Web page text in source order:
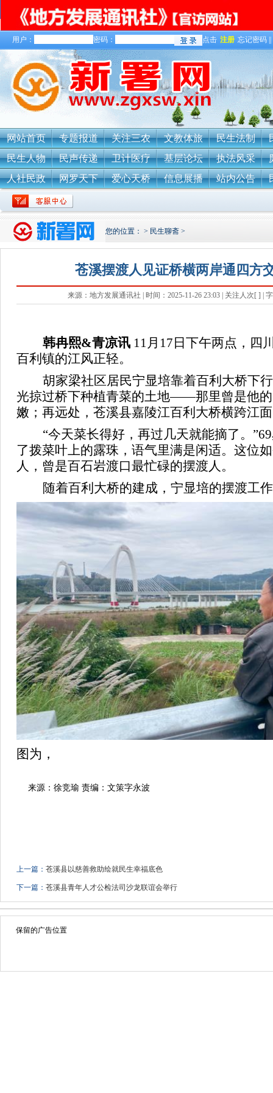
用户： 密码： 点击 注册 忘记密码 ||
网站首页 专题报道 关注三农 文教体旅 民生法制
民生人物
民声传递 卫计医疗 基层论坛 执法风采
人社民政
网罗天下 爱心天桥 信息展播 站内公告
您的位置： > 民生聊斋 >
苍溪摆渡人见证桥横两岸通四方
来源：地方发展通讯社 | 时间：2025-11-26 23:03 | 关注人次[ ] |
韩冉熙&青凉讯 11月17日下午两点， 四
百利镇的江风正轻。
胡家梁社区居民宁显培靠着百利大桥下
光掠过桥下种植青菜的土地——那里曾是他的
嫩；再远处，苍溪县嘉陵江百利大桥横跨江
“今天菜长得好，再过几天就能摘了。
了拨菜叶上的露珠，语气里满是闲适。这位
人，曾是百石岩渡口最忙碌的摆渡人。
随着百利大桥的建成，宁显培的摆渡工
图为，
来源：徐竞瑜 责编：文策字永波
上一篇： 苍溪县以慈善救助绘就民生幸福底色
下一篇： 苍溪县青年人才公检法司沙龙联谊会举行
保留的广告位置